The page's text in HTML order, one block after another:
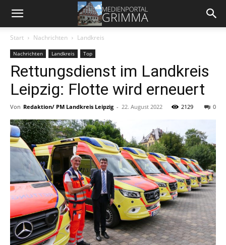
Start Nachrichten Landkreis
Nachrichten Landkreis Top
Rettungsdienst im Landkreis
Leipzig: Flotte wird erneuert
Von Redaktion/ PM Landkreis Leipzig - 22. August 2022 0
2129